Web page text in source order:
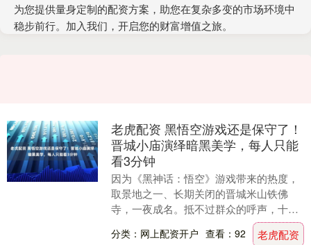
为您提供量身定制的配资方案，助您在复杂多变的市场环境中
稳步前行。加入我们，开启您的财富增值之旅。
老虎配资 黑悟空游戏还是保守了！
晋城小庙演绎暗黑美学，每人只能
看3分钟
因为《黑神话：悟空》游戏带来的热度，
取景地之一、长期关闭的晋城米山铁佛
寺，一夜成名。抵不过群众的呼声，十
分“听劝”的山西文旅，在去年8月把铁佛寺
给开放了。一时间....
分类：网上配资开户 查看：92 老虎配资